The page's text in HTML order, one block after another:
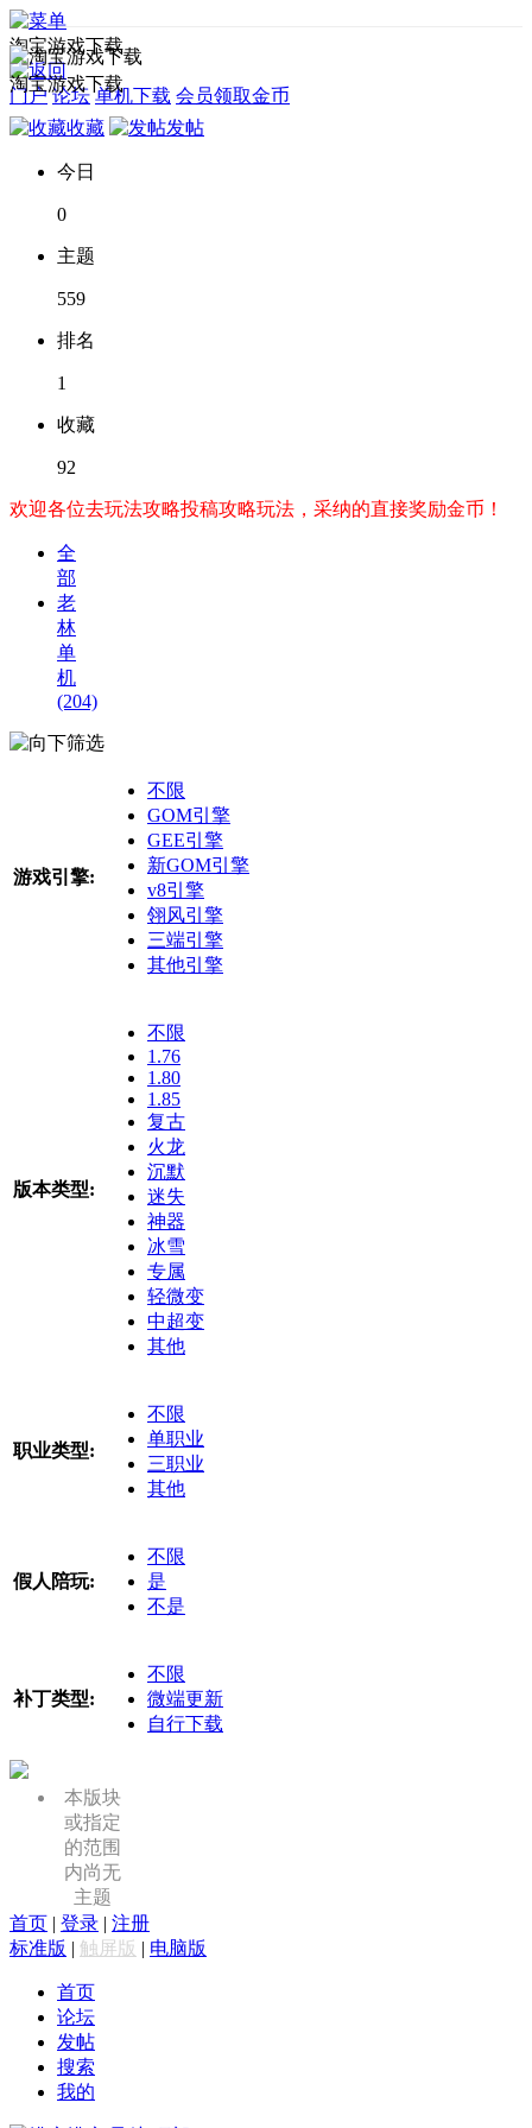
淘宝游戏下载
门户 论坛 单机下载 会员领取金币
淘宝游戏下载
收藏 发帖
今日
0
主题
559
排名
1
收藏
92
欢迎各位去玩法攻略投稿攻略玩法，采纳的直接奖励金币！
全
部
老
林
单
机
(204)
筛选
游戏引擎:
不限
GOM引擎
GEE引擎
新GOM引擎
v8引擎
翎风引擎
三端引擎
其他引擎
版本类型:
不限
1.76
1.80
1.85
复古
火龙
沉默
迷失
神器
冰雪
专属
轻微变
中超变
其他
职业类型:
不限
单职业
三职业
其他
假人陪玩:
不限
是
不是
补丁类型:
不限
微端更新
自行下载
本版块
或指定
的范围
内尚无
主题
首页 | 登录 | 注册
标准版 | 触屏版 | 电脑版
首页
论坛
发帖
搜索
我的